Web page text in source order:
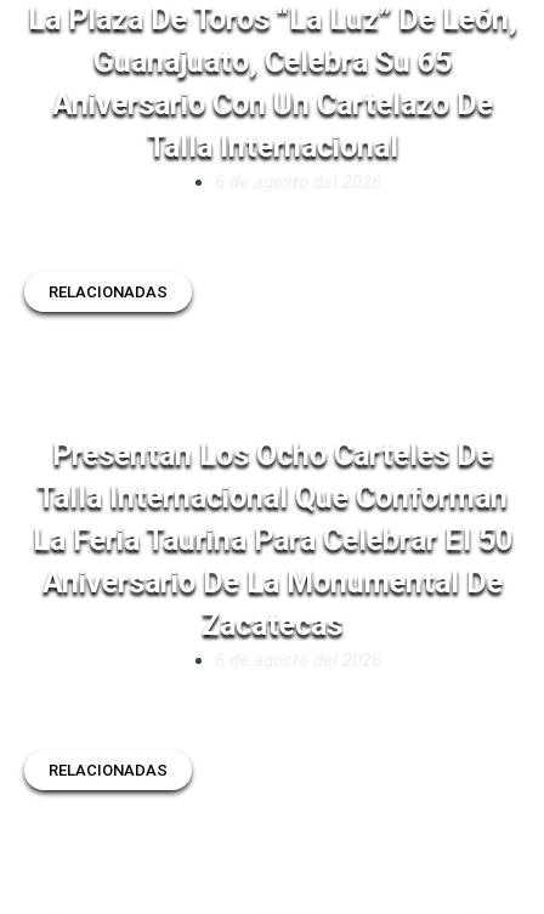
La Plaza De Toros “La Luz” De León,
Guanajuato, Celebra Su 65
Aniversario Con Un Cartelazo De
Talla Internacional
RELACIONADAS
Presentan Los Ocho Carteles De
Talla Internacional Que Conforman
La Feria Taurina Para Celebrar El 50
Aniversario De La Monumental De
Zacatecas
RELACIONADAS